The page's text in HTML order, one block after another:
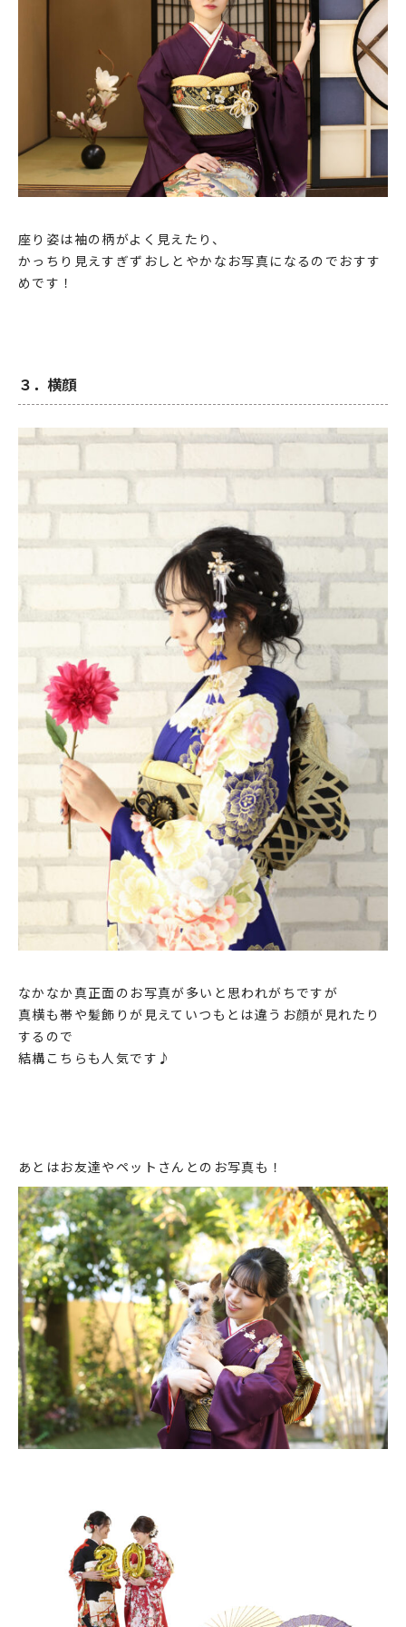
座り姿は袖の柄がよく見えたり、
かっちり見えすぎずおしとやかなお写真になるのでおすす
めです！
３．横顔
なかなか真正面のお写真が多いと思われがちですが
真横も帯や髪飾りが見えていつもとは違うお顔が見れたり
するので
結構こちらも人気です♪
あとはお友達やペットさんとのお写真も！